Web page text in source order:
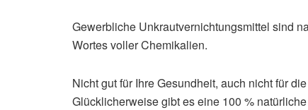
Gewerbliche Unkrautvernichtungsmittel sind
Wortes voller Chemikalien.
Nicht gut für Ihre Gesundheit, auch nicht für
Glücklicherweise gibt es eine 100 %